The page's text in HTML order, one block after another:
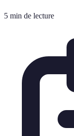
5 min de lecture